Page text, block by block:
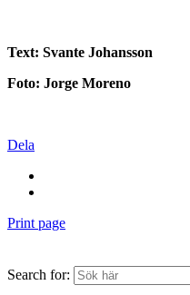
Text: Svante Johansson
Foto: Jorge Moreno
Dela
Print page
Search for: